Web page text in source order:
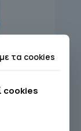
τα cookies
cookies